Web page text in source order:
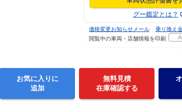
グー鑑定とは？
価格変更お知らせメール
乗り換え
閲覧中の車両・店舗情報を印刷
お気に入りに
追加
無料見積
在庫確認する